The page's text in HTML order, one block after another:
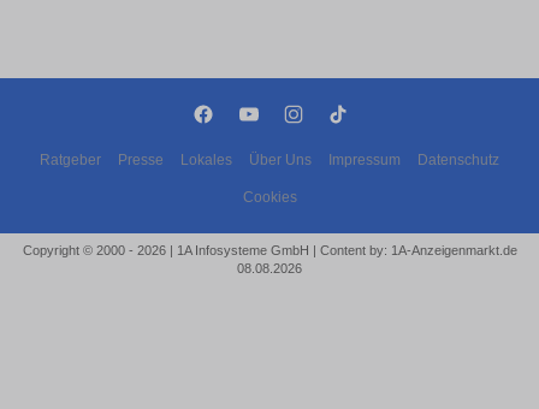
Ratgeber Presse Lokales Über Uns Impressum Datenschutz
Cookies
Copyright © 2000 - 2026 | 1A Infosysteme GmbH | Content by: 1A-Anzeigenmarkt.de
08.08.2026